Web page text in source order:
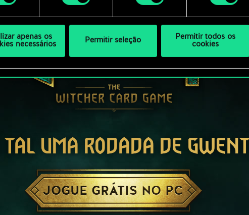
apenas os
necessários
Permitir seleção
Permitir todos os
cookies
TAL UMA RODADA DE
JOGUE GRÁTIS NO PC